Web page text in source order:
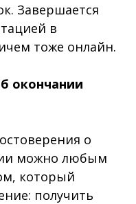
Завершается
в
тоже онлайн.
окончании
о
можно любым
который
получить